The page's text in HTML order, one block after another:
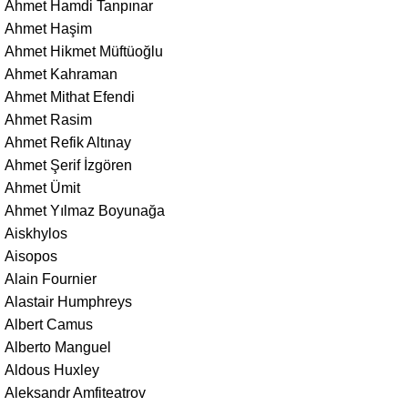
Ahmet Hamdi Tanpınar
Ahmet Haşim
Ahmet Hikmet Müftüoğlu
Ahmet Kahraman
Ahmet Mithat Efendi
Ahmet Rasim
Ahmet Refik Altınay
Ahmet Şerif İzgören
Ahmet Ümit
Ahmet Yılmaz Boyunağa
Aiskhylos
Aisopos
Alain Fournier
Alastair Humphreys
Albert Camus
Alberto Manguel
Aldous Huxley
Aleksandr Amfiteatrov